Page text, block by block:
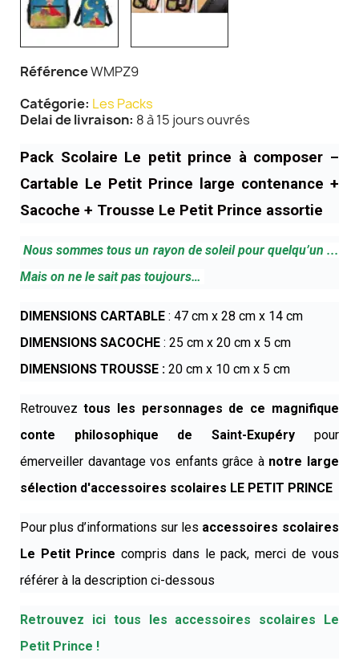
RéférenceWMPZ9
Catégorie Les Packs
Delai de livraison 8 à 15 jours ouvrés
Pack Scolaire Le petit prince à composer –
Cartable Le Petit Prince large contenance +
Sacoche + Trousse Le Petit Prince assortie
Nous sommes tous un rayon de soleil pour quelqu’un ...
Mais on ne le sait pas toujours…
DIMENSIONS CARTABLE : 47 cm x 28 cm x 14 cm
DIMENSIONS SACOCHE : 25 cm x 20 cm x 5 cm
DIMENSIONS TROUSSE : 20 cm x 10 cm x 5 cm
Retrouvez tous les personnages de ce magnifique
conte philosophique de Saint-Exupéry pour
émerveiller davantage vos enfants grâce à notre large
sélection d'accessoires scolaires LE PETIT PRINCE
Pour plus d’informations sur les accessoires scolaires
Le Petit Prince compris dans le pack, merci de vous
référer à la description ci-dessous
Retrouvez ici tous les accessoires scolaires Le
Petit Prince !